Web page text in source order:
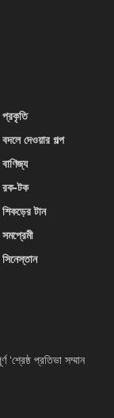
প্রকৃতি
বদলে দেওয়ার গল্প
বাণিজ্য
রক-টক
শিকড়ের টান
সমপ্রেমী
সিনেস্তান
প্রতিভা সম্মান